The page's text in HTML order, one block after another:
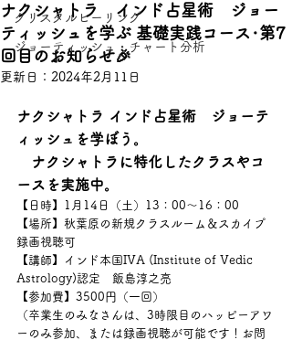
クリスタルヒーリング
ジョーティッシュ・チャート分析
ナクシャトラ インド占星術 ジョー
ティッシュを学ぶ 基礎実践コース･第7
回目のお知らせ🎉
更新日： 2024年2月11日
ナクシャトラ インド占星術　ジョーテ
ィッシュを学ぼう。
ナクシャトラに特化したクラスやコ
ースを実施中。
【日時】1月14日（土）13：00～16：00
【場所】秋葉原の新規クラスルーム＆スカイプ
録画視聴可
【講師】インド本国IVA (Institute of Vedic
Astrology)認定　飯島淳之亮
【参加費】3500円（一回）
（卒業生のみなさんは、3時限目のハッピーアワ
ーのみ参加、または録画視聴が可能です！お問